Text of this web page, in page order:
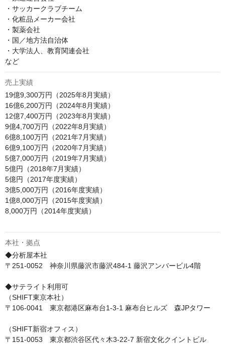
・サッカークラブチーム
・化粧品メーカー会社
・製薬会社
・国／地方法自治体
・大学法人、教育関連会社
など
売上実績
19億9,300万円（2025年8月実績）
16億6,200万円（2024年8月実績）
12億7,400万円（2023年8月実績）
9億4,700万円（2022年8月実績）
6億8,100万円（2021年7月実績）
6億9,100万円（2020年7月実績）
5億7,000万円（2019年7月実績）
5億円（2018年7月実績）
5億円（2017年度実績）
3億5,000万円（2016年度実績）
1億8,000万円（2015年度実績）
8,000万円（2014年度実績）
本社・拠点
◆分析屋本社
〒251-0052　神奈川県藤沢市藤沢484-1 藤沢アンバービル4階
◆サテライト利用可
（SHIFT東京本社）
〒106-0041　東京都港区麻布台1-3-1 麻布台ヒルズ　森JPタワー
（SHIFT新宿オフィス）
〒151-0053　東京都渋谷区代々木3-22-7 新宿文化クイントビル